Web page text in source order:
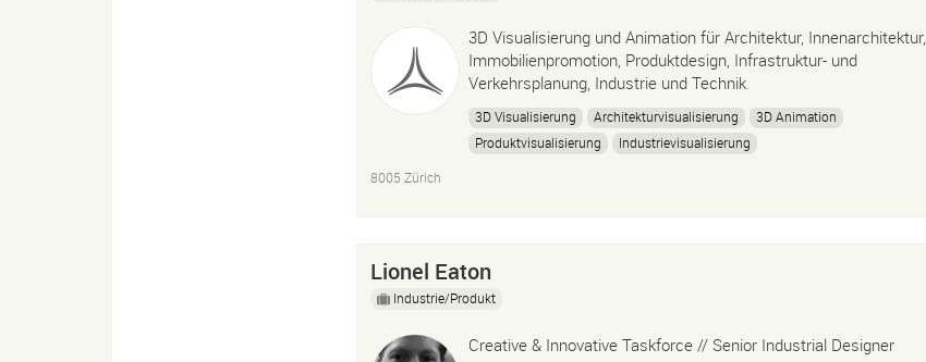
3D Visualisierung und Animation für Architektur, Innenarchitektur,
Immobilienpromotion, Produktdesign, Infrastruktur- und
Verkehrsplanung, Industrie und Technik
3D Visualisierung Architekturvisualisierung
3D Animation
Produktvisualisierung
Industrievisualisierung
8005 Zürich
Lionel Eaton
Industrie/Produkt
Creative & Innovative Taskforce // Senior Industrial Designer